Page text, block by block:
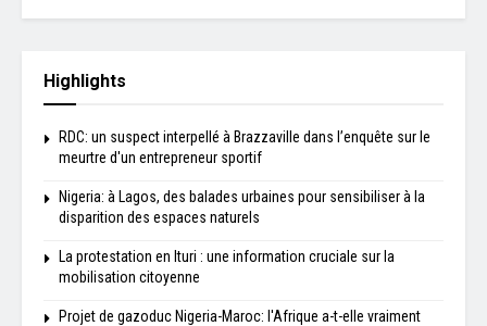
Highlights
RDC: un suspect interpellé à Brazzaville dans l’enquête sur le
meurtre d'un entrepreneur sportif
Nigeria: à Lagos, des balades urbaines pour sensibiliser à la
disparition des espaces naturels
La protestation en Ituri : une information cruciale sur la
mobilisation citoyenne
Projet de gazoduc Nigeria-Maroc: l'Afrique a-t-elle vraiment